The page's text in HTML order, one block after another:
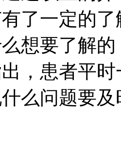
了一定的
想要了解
，患者平
么问题要